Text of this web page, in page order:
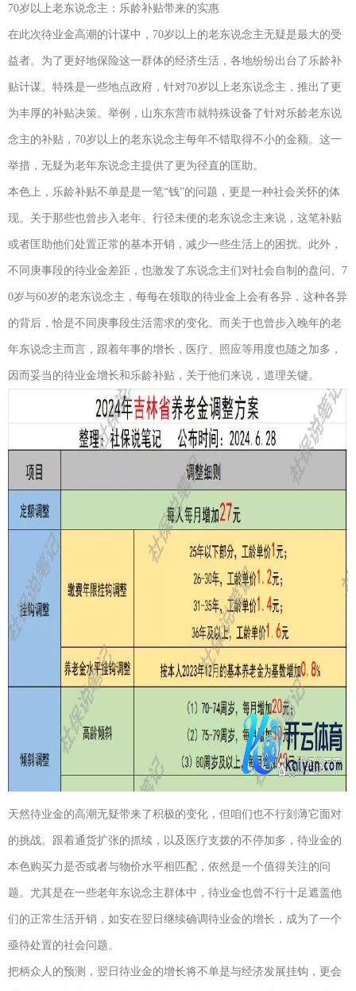
70岁以上老东说念主：乐龄补贴带来的实惠
在此次待业金高潮的计谋中，70岁以上的老东说念主无疑是最大的受
益者。为了更好地保险这一群体的经济生活，各地纷纷出台了乐龄补
贴计谋。特殊是一些地点政府，针对70岁以上老东说念主，推出了更
为丰厚的补贴决策。举例，山东东营市就特殊设备了针对乐龄老东说
念主的补贴，70岁以上的老东说念主每年不错取得不小的金额。这一
举措，无疑为老年东说念主提供了更为径直的匡助。
本色上，乐龄补贴不单是是一笔“钱”的问题，更是一种社会关怀的体
现。关于那些也曾步入老年、行径未便的老东说念主来说，这笔补贴
或者匡助他们处置正常的基本开销，减少一些生活上的困扰。此外，
不同庚事段的待业金差距，也激发了东说念主们对社会自制的盘问。7
0岁与60岁的老东说念主，每每在领取的待业金上会有各异，这种各异
的背后，恰是不同庚事段生活需求的变化。而关于也曾步入晚年的老
年东说念主而言，跟着年事的增长，医疗、照应等用度也随之加多，
因而妥当的待业金增长和乐龄补贴，关于他们来说，道理关键。
天然待业金的高潮无疑带来了积极的变化，但咱们也不行刻薄它面对
的挑战。跟着通货扩张的抓续，以及医疗支拨的不停加多，待业金的
本色购买力是否或者与物价水平相匹配，依然是一个值得关注的问
题。尤其是在一些老年东说念主群体中，待业金也曾不行十足遮盖他
们的正常生活开销，如安在翌日继续确调待业金的增长，成为了一个
亟待处置的社会问题。
把柄众人的预测，翌日待业金的增长将不单是与经济发展挂钩，更会